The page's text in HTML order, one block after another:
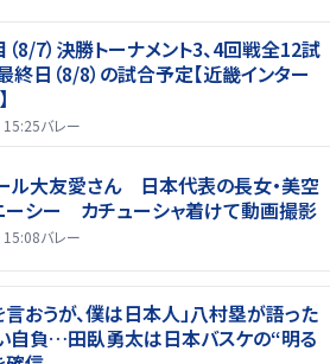
8/7）決勝トーナメント3、4回戦全12試
終日（8/8）の試合予定【近畿インター
バレー
ル大友愛さん 日本代表の長女・美空
ーシー カチューシャ着けて動画撮影
バレー
言おうが、僕は日本人」八村塁が語った
自負…田臥勇太は日本バスケの“明る